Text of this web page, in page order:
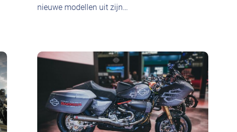
nieuwe modellen uit zijn…